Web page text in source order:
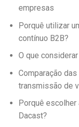
empresas
Porquê utilizar
contínuo B2B?
O que
Comparação
transmissão de
Porquê
Dacast?